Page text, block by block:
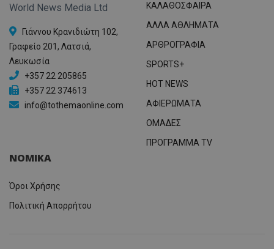
World News Media Ltd
Γιάννου Κρανιδιώτη 102,
Γραφείο 201, Λατσιά,
Λευκωσία
+357 22 205865
+357 22 374613
info@tothemaonline.com
ΚΑΛΑΘΟΣΦΑΙΡΑ
ΑΛΛΑ ΑΘΛΗΜΑΤΑ
ΑΡΘΡΟΓΡΑΦΙΑ
SPORTS+
HOT NEWS
ΑΦΙΕΡΩΜΑΤΑ
ΟΜΑΔΕΣ
ΠΡΟΓΡΑΜΜΑ TV
ΝΟΜΙΚΑ
Όροι Χρήσης
Πολιτική Απορρήτου